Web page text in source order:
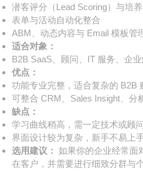
潜客评分（Lead Scoring）与培
表单与活动自动化整合
ABM、动态内容与 Email 模板管
适合对象：
B2B SaaS、顾问、IT 服务、企
优点：
功能专业完整，适合复杂的 B2B
可整合 CRM、Sales Insight、分
缺点：
学习曲线稍高，需一定技术或顾
界面设计较为复杂，新手不易上
选用建议： 如果你的企业经常面
在客户，并需要进行细致分群与